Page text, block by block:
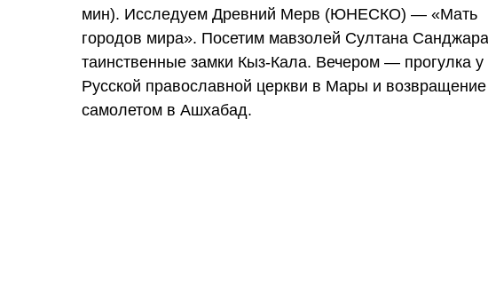
мин). Исследуем Древний Мерв (ЮНЕСКО) — «Мать
городов мира». Посетим мавзолей Султана
таинственные замки Кыз-Кала. Вечером — прогулка у
Русской православной церкви в Мары и возвращение
самолетом в Ашхабад.